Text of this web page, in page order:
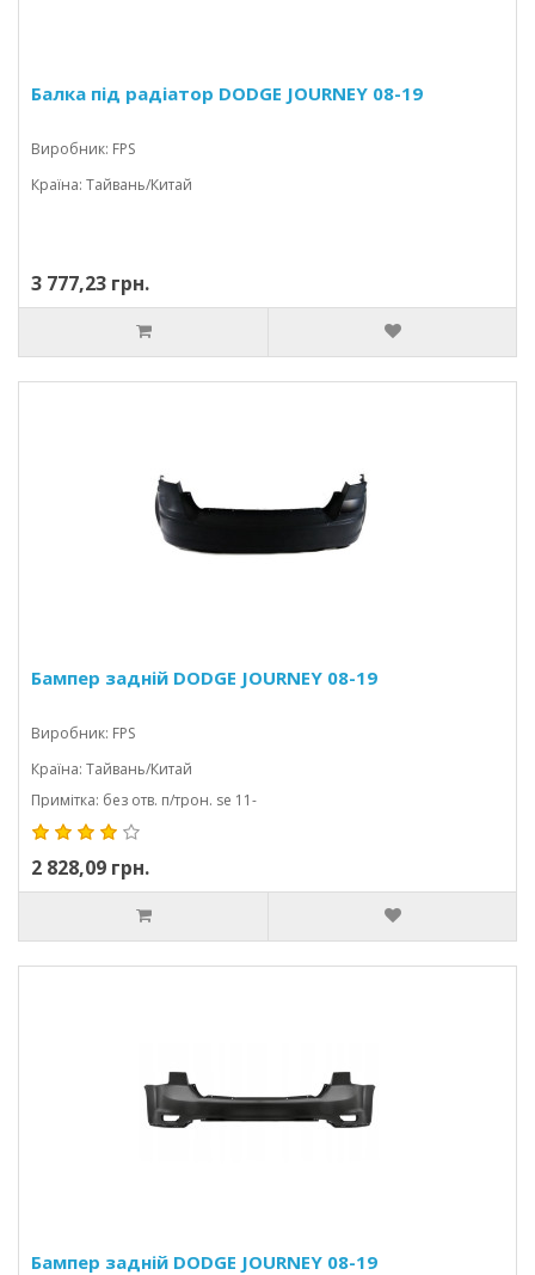
Балка під радіатор DODGE JOURNEY 08-19
Виробник: FPS
Країна: Тайвань/Китай
3 777,23 грн.
Бампер задній DODGE JOURNEY 08-19
Виробник: FPS
Країна: Тайвань/Китай
Примітка: без отв. п/трон. se 11-
2 828,09 грн.
Бампер задній DODGE JOURNEY 08-19